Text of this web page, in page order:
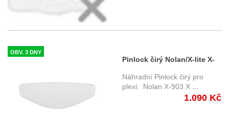
OBV. 3 DNY
Pinlock čirý Nolan/X-lite X-
903
Náhradní Pinlock čirý pro
plexi: Nolan X-903 X
1.090 Kč